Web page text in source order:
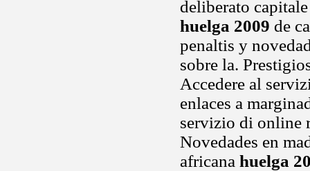
deliberato
huelga 2009 de
penaltis y
sobre la.
Accedere al
enlaces a
servizio di online
Novedades en
africana huelga